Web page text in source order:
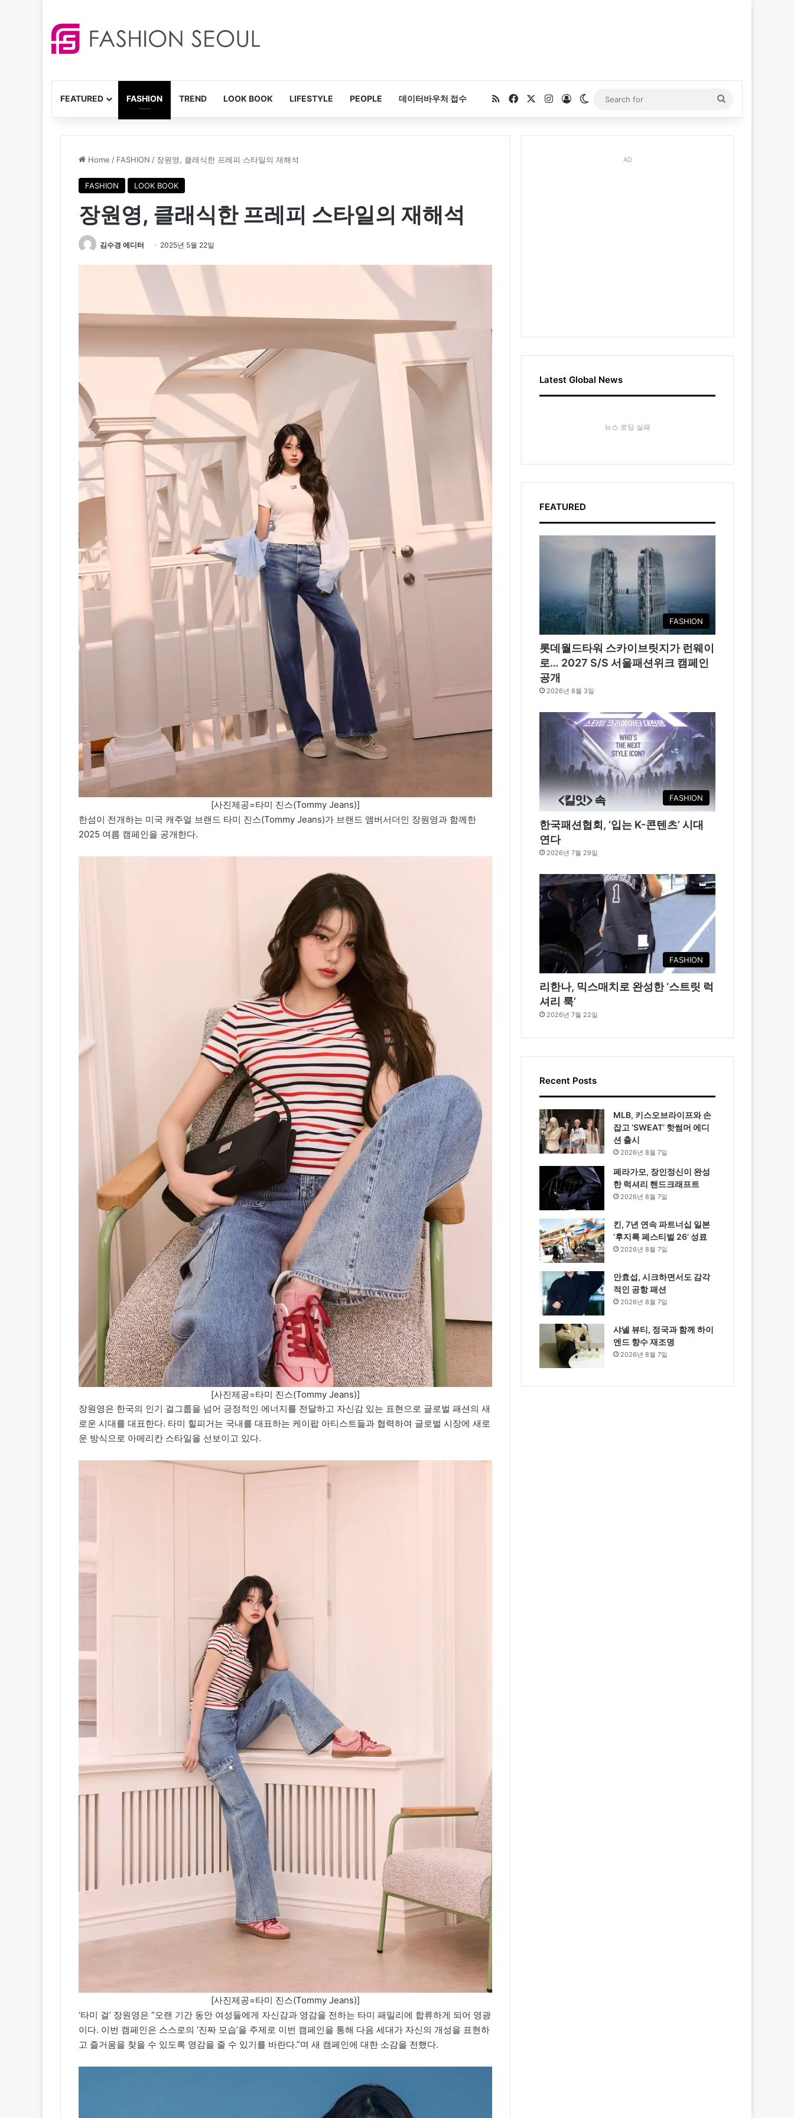
FEATURED FASHION TREND LOOK BOOK LIFESTYLE PEOPLE 데이터바우처 접수 RSSFacebookInstagram
Log InSwitch skin
for
Home / FASHION / 장원영, 클래식한 프레피 스타일의 재해석
FASHION LOOK BOOK
장원영, 클래식한 프레피 스타일의 재해석
김수경 에디터 2025년 5월 22일
[사진제공=타미 진스(Tommy Jeans)]
한섬이 전개하는 미국 캐주얼 브랜드 타미 진스(Tommy Jeans)가 브랜드 앰버서더인 장원영과 함께한
2025 여름 캠페인을 공개한다.
[사진제공=타미 진스(Tommy Jeans)]
장원영은 한국의 인기 걸그룹을 넘어 긍정적인 에너지를 전달하고 자신감 있는 표현으로 글로벌 패션의 새
로운 시대를 대표한다. 타미 힐피거는 국내를 대표하는 케이팝 아티스트들과 협력하여 글로벌 시장에 새로
운 방식으로 아메리칸 스타일을 선보이고 있다.
[사진제공=타미 진스(Tommy Jeans)]
‘타미 걸’ 장원영은 “오랜 기간 동안 여성들에게 자신감과 영감을 전하는 타미 패밀리에 합류하게 되어 영광
이다. 이번 캠페인은 스스로의 ‘진짜 모습’을 주제로 이번 캠페인을 통해 다음 세대가 자신의 개성을 표현하
고 즐거움을 찾을 수 있도록 영감을 줄 수 있기를 바란다.”며 새 캠페인에 대한 소감을 전했다.
AD
Latest Global News
뉴스 로딩 실패
FEATURED
FASHION
롯데월드타워 스카이브릿지가 런웨이
로… 2027 S/S 서울패션위크 캠페인
공개
2026년 8월 3일
FASHION
한국패션협회, ‘입는 K-콘텐츠’ 시대
연다
2026년 7월 29일
FASHION
리한나, 믹스매치로 완성한 ‘스트릿 럭
셔리 룩’
2026년 7월 22일
Recent Posts
MLB, 키스오브라이프와 손
잡고 ‘SWEAT’ 핫썸머 에디
션 출시
2026년 8월 7일
페라가모, 장인정신이 완성
한 럭셔리 핸드크래프트
2026년 8월 7일
킨, 7년 연속 파트너십 일본
‘후지록 페스티벌 26’ 성료
2026년 8월 7일
안효섭, 시크하면서도 감각
적인 공항 패션
2026년 8월 7일
샤넬 뷰티, 정국과 함께 하이
엔드 향수 재조명
2026년 8월 7일